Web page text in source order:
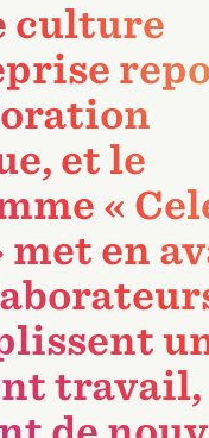
culture
et le
«
met en
travail,